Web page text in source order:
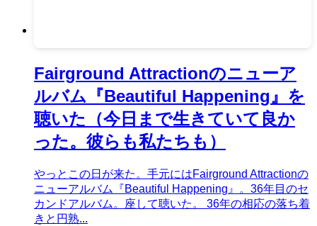
Fairground Attractionのニューア
ルバム『Beautiful Happening』を
聴いた（今日まで生きていて良か
った。彼らも私たちも）
やっとこの日が来た。手元にはFairground Attractionの
ニューアルバム『Beautiful Happening』。36年目のセ
カンドアルバム。座して聴いた。 36年の相応の落ち着
きと円熟...